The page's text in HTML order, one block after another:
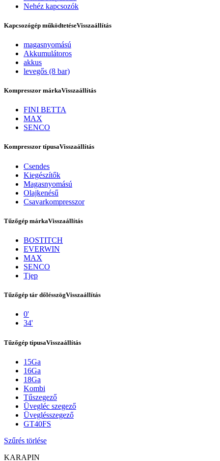
Kapcsolat
Nehéz kapcsozók
Kapcsozógép működtetéseVisszaállítás
magasnyomású
Akkumulátoros
akkus
levegős (8 bar)
Kompresszor márkaVisszaállítás
FINI BETTA
MAX
SENCO
Kompresszor típusaVisszaállítás
Csendes
Kiegészítők
Magasnyomású
Olajkenésű
Csavarkompresszor
Tűzőgép márkaVisszaállítás
BOSTITCH
EVERWIN
MAX
SENCO
Tjep
Tűzőgép tár dőlésszögVisszaállítás
0'
34'
Tűzőgép típusaVisszaállítás
15Ga
16Ga
18Ga
Kombi
Tűszegező
Üvegléc szegező
Üveglésszegező
GT40FS
Szűrés törlése
KARAPIN